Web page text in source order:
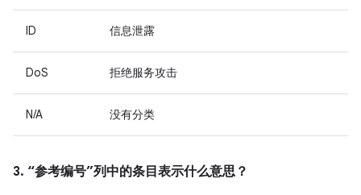
ID 信息泄露
DoS 拒绝服务攻击
N/A 没有分类
3. “参考编号”列中的条目表示什么意思？